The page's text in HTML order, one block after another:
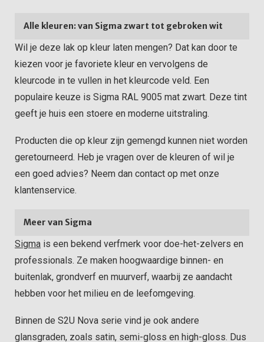
Alle kleuren: van Sigma zwart tot gebroken wit
Wil je deze lak op kleur laten mengen? Dat kan door te
kiezen voor je favoriete kleur en vervolgens de
kleurcode in te vullen in het kleurcode veld. Een
populaire keuze is Sigma RAL 9005 mat zwart. Deze tint
geeft je huis een stoere en moderne uitstraling.
Producten die op kleur zijn gemengd kunnen niet worden
geretourneerd. Heb je vragen over de kleuren of wil je
een goed advies? Neem dan contact op met onze
klantenservice.
Meer van Sigma
Sigma is een bekend verfmerk voor doe-het-zelvers en
professionals. Ze maken hoogwaardige binnen- en
buitenlak, grondverf en muurverf, waarbij ze aandacht
hebben voor het milieu en de leefomgeving.
Binnen de S2U Nova serie vind je ook andere
glansgraden, zoals satin, semi-gloss en high-gloss. Dus